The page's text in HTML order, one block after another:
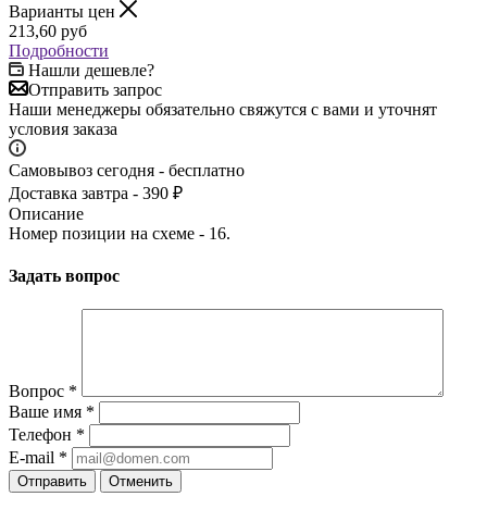
Варианты цен
213,60 руб
Подробности
Нашли дешевле?
Отправить запрос
Наши менеджеры обязательно свяжутся с вами и уточнят
условия заказа
Самовывоз сегодня - бесплатно
Доставка завтра - 390 ₽
Описание
Номер позиции на схеме - 16.
Задать вопрос
Вопрос *
Ваше имя *
Телефон *
E-mail *
Отправить Отменить